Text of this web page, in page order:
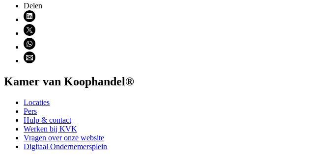
Delen
Deel via LinkedIn (opent nieuw venster)
Deel via X (opent nieuw venster)
Deel via WhatsApp (opent WhatsApp)
Deel via email (opent email programma)
Kamer van Koophandel®
Locaties
Pers
Hulp & contact
Werken bij KVK
Vragen over onze website
Digitaal Ondernemersplein